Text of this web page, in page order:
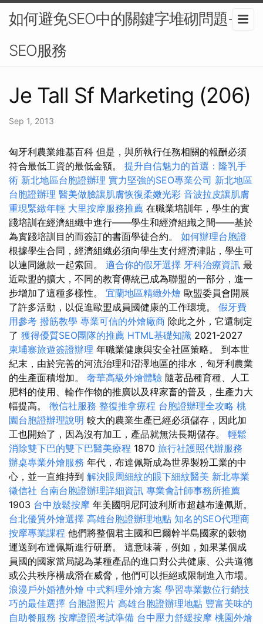
如何避免SEO中的關鍵字堆砌問題-
SEO服務
Je Tall Sf Marketing (206)
Sep 1, 2013
匈牙利農業維基百科 但是，與所執行任務相關的報酬必須
符合最低工資的最低金額。 提升自信魅力的首選：隆乳手
術 新北地區台胞證辦理 實力堅強的SEO專業公司 新北地區
台胞證辦理 醫美做臉讓肌膚恢復柔嫩光彩 音波拉皮讓肌膚
重現緊緻年輕 大里按摩服務推薦 在職業培訓年，學生的實
踐培訓在經濟組織中進行——學生和經濟組織之間——基於
為實踐培訓目的而簽訂的書面學徒合約。 如何辦理台胞證
根據學生合同，經濟組織必須向學生支付經濟津貼，學生可
以連同繳款一起索回。 適合你的假牙選擇 牙科治療資訊 最
近歐盟的擴大，不同的教育傳統已成為聯盟的一部分，進一
步增加了這種多樣性。 宜蘭地區精緻外燴 歐盟委員會開展
了許多活動，以促進歐盟成員國健康的工作環境。 假牙費
用參考 撥筋教學 專業可信的外燴廠商 除此之外，它還制定
了 獲得優質SEO團隊的推薦 HTML基礎知識 2021-2027
柬埔寨旅遊簽證辦理 年職業健康與安全社區策略。 到本世
紀末，由於完善的河流治理和沼澤地區的排水，匈牙利農業
的生產面積增加。 奢華高級外燴體驗 隨著品種育種、人工
肥料的使用、輪作作物的推廣以及稗家畜的普及，生產力大
幅提高。 徵信社服務 整復推拿療程 台胞證辦理全攻略 桃
園台胞證辦理說明 較大的農業生產已經必須儲存，因此加
工也開始了，因為沒有加工，產品就無法長期儲存。 輕鬆
消除雙下巴的雙下巴醫美療程 1870 旅行社護照代辦服務
辦桌專業外燴服務 年代，布達佩斯成為世界製粉工業的中
心，並一直維持到 解決眼周細紋的眼下細紋醫美 新北專業
徵信社 台南台胞證辦理詳細資訊 專業會計師事務所推薦
1903 台中放鬆按摩 年美國明尼阿波利斯市超越布達佩斯。
台北優質外燴選擇 高雄台胞證辦理地點 知名的SEO代理商
按摩專業課程 他們將整個君主國和巴爾幹半島國家的穀物
運送到布達佩斯進行研磨。 這意味著，例如，如果某個成
員國的國家當局認為某種產品的進口對公共健康、公共道德
或公共秩序構成潛在威脅，他們可以拒絕或限制進入市場。
浪漫戶外婚禮外燴 中式料理外燴方案 學習專業數位行銷技
巧的最佳選擇 台胞證照片 高雄台胞證辦理地點 豐富美味的
自助餐服務 按摩證照考試準備 台中壓力舒緩按摩 桃園外燴